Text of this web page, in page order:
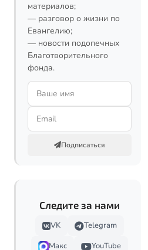
материалов;
— разговор о жизни по
Евангелию;
— новости подопечных
Благотворительного
фонда.
Подписаться
Следите за нами
VK
Telegram
Макс
YouTube